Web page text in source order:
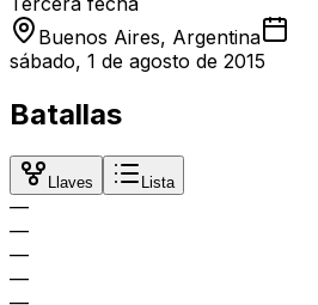
Buenos Aires, Argentina
sábado, 1 de agosto de 2015
Batallas
Llaves Lista
—
—
—
—